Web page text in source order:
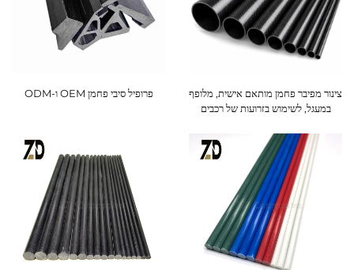
צינור מפיבר פחמן מותאם אישית, מלופף
במעגל, לשימוש בזרועות של רכבים
צינורות מפיבר פחמן בעלי עמידות גבוהה,
מיוצרים בשיטת הילוף
פרופיל סיבי פחמן OEM ו-ODM